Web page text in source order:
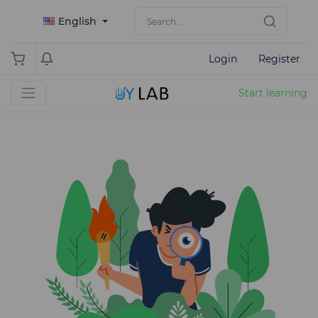
English
Login Register
Start learning